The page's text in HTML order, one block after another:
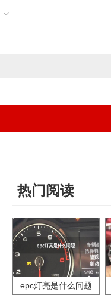
热门阅读
epc灯亮是什么问题